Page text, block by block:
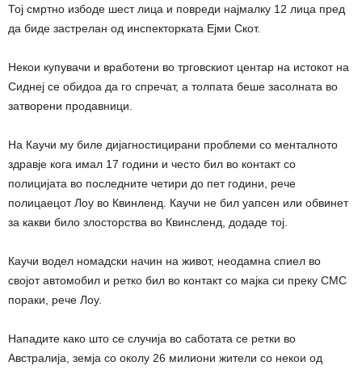
Тој смртно избоде шест лица и повреди најмалку 12 лица пред
да биде застрелан од инспекторката Ејми Скот.
Некои купувачи и вработени во трговскиот центар на истокот на
Сиднеј се обидоа да го спречат, а толпата беше засолната во
затворени продавници.
На Каучи му биле дијагностицирани проблеми со менталното
здравје кога имал 17 години и често бил во контакт со
полицијата во последните четири до пет години, рече
полицаецот Лоу во Квинленд. Каучи не бил уапсен или обвинет
за какви било злосторства во Квинсленд, додаде тој.
Каучи водел номадски начин на живот, неодамна спиел во
својот автомобил и ретко бил во контакт со мајка си преку СМС
пораки, рече Лоу.
Нападите како што се случија во саботата се ретки во
Австралија, земја со околу 26 милиони жители со некои од